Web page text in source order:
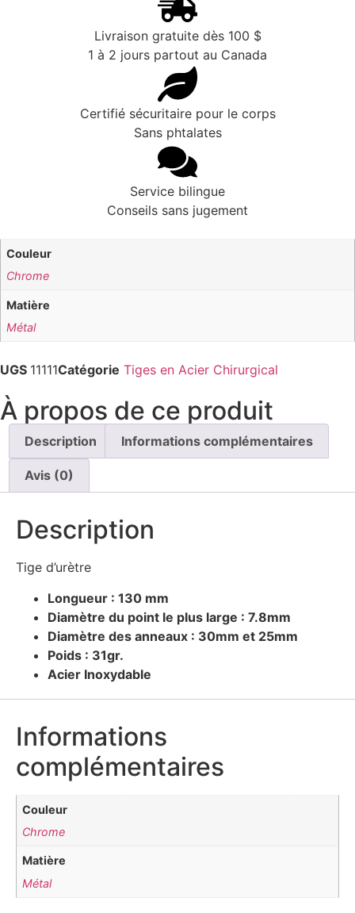
Livraison gratuite dès 100 $
1 à 2 jours partout au Canada
Certifié sécuritaire pour le corps
Sans phtalates
Service bilingue
Conseils sans jugement
Couleur
Chrome
Matière
Métal
UGS 11111Catégorie Tiges en Acier Chirurgical
À propos de ce produit
Description Informations complémentaires
Avis (0)
Description
Tige d’urètre
Longueur : 130 mm
Diamètre du point le plus large : 7.8mm
Diamètre des anneaux : 30mm et 25mm
Poids : 31gr.
Acier Inoxydable
Informations
complémentaires
Couleur
Chrome
Matière
Métal